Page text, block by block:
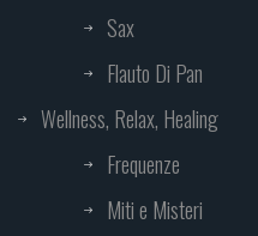
Sax
Flauto Di Pan
Wellness, Relax, Healing
Frequenze
Miti e Misteri